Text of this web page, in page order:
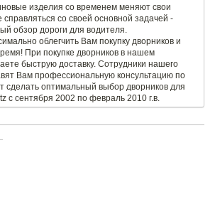
изделия со временем меняют свои
справляться со своей основной задачей -
обзор дороги для водителя.
облегчить Вам покупку дворников и
При покупке дворников в нашем
быструю доставку. Сотрудники нашего
Вам профессиональную консультацию по
сделать оптимальный выбор дворников для
с сентября 2002 по февраль 2010 г.в.